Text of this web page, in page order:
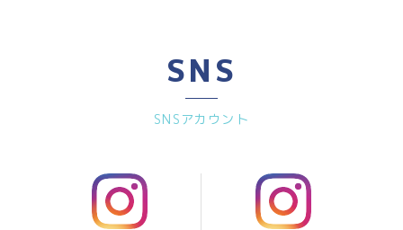
SNS
SNSアカウント